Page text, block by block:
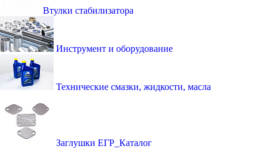
Втулки стабилизатора
Инструмент и оборудование
Технические смазки, жидкости, масла
Заглушки ЕГР_Каталог